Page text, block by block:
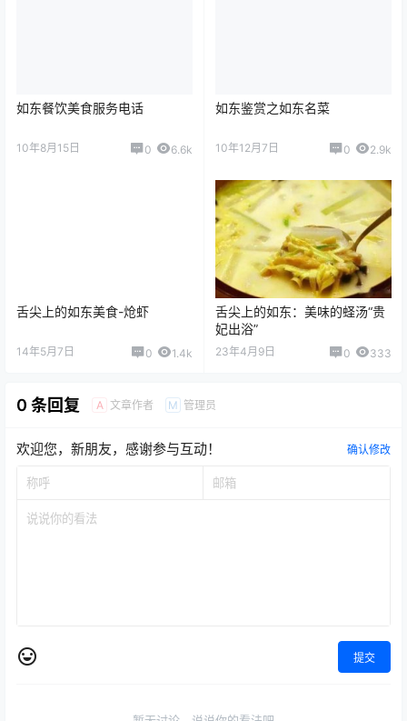
如东餐饮美食服务电话
10年8月15日 0 6.6k
如东鉴赏之如东名菜
10年12月7日 0 2.9k
舌尖上的如东美食-炝虾
14年5月7日 0 1.4k
舌尖上的如东：美味的蛏汤“贵
妃出浴”
23年4月9日 0 333
0 条回复 A 文章作者 M 管理员
欢迎您，新朋友，感谢参与互动！ 确认修改
提交